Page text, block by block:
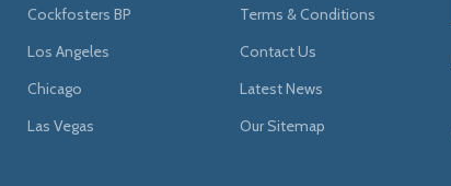
Cockfosters BP
Los Angeles
Chicago
Las Vegas
Terms & Conditions
Contact Us
Latest News
Our Sitemap